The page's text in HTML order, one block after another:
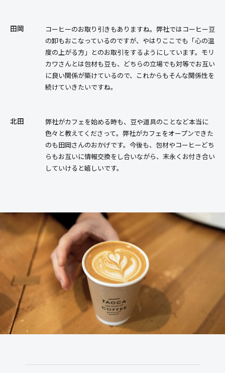
田岡
コーヒーのお取り引きもありますね。弊社ではコーヒー豆
の卸もおこなっているのですが、やはりここでも「心の温
度の上がる方」とのお取引をするようにしています。モリ
カワさんとは包材も豆も、どちらの立場でも対等でお互い
に良い関係が築けているので、これからもそんな関係性を
続けていきたいですね。
北田
弊社がカフェを始める時も、豆や道具のことなど本当に
色々と教えてくださって。弊社がカフェをオープンできた
のも田岡さんのおかげです。今後も、包材やコーヒーどち
らもお互いに情報交換をし合いながら、末永くお付き合い
していけると嬉しいです。